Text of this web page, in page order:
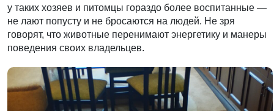
у таких хозяев и питомцы гораздо более воспитанные —
не лают попусту и не бросаются на людей. Не зря
говорят, что животные перенимают энергетику и манеры
поведения своих владельцев.